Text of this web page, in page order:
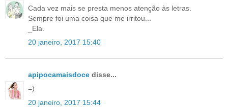
Cada vez mais se presta menos atenção às letras.
Sempre foi uma coisa que me irritou...
_Ela.
20 janeiro, 2017 15:40
apipocamaisdoce disse...
=)
20 janeiro, 2017 15:44